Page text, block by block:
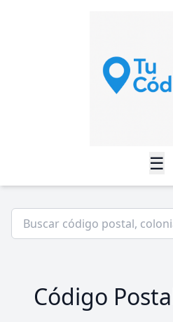
☰
Código